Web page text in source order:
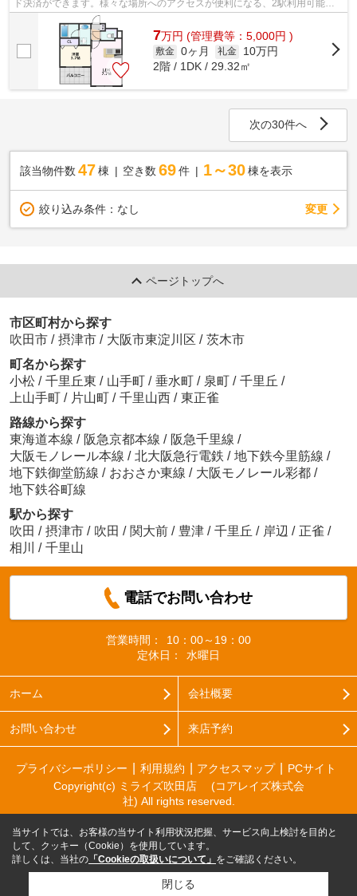
ド決済ができます。様々な場所へのアクセスが便利になる、2駅利用可能な
マンションです。ゴミ出しを楽にするた...
7万円 (管理費等：5,000円 )
敷金 0ヶ月 礼金
10万円
2階 / 1DK / 29.32㎡
次の30件へ
該当物件数 47棟 空き数 69 件 1～30 棟を表示
絞り込み条件： なし 変更
ページトップへ
市区町村から探す
吹田市 / 摂津市 / 大阪市東淀川区 / 茨木市
町名から探す
小松 / 千里丘東 / 山手町 / 垂水町 / 泉町 / 千里丘 /
上山手町 / 片山町 / 千里山西 / 東正雀
路線から探す
東海道本線 / 阪急京都本線 / 阪急千里線 /
大阪モノレール本線 / 北大阪急行電鉄 / 地下鉄今里筋線 /
地下鉄御堂筋線 / おおさか東線 / 大阪モノレール彩都 /
地下鉄谷町線
駅から探す
吹田 / 摂津市 / 吹田 / 関大前 / 豊津 / 千里丘 / 岸辺 / 正雀 /
相川
/ 千里山
電話でお問い合わせ
営業時間：
10：00～19：00
定休日：
水曜日
ホーム 会社概要
お問い合わせ 来店予約
プライバシーポリシー 利用規約 アクセスマップ
PCサイト
Copyright(c) ミライズ吹田店 (コアレイズ株式会
社) All rights reserved.
当サイトでは、お客様の当サイト利用状況把握、サービス向上検討を目的と
して、クッキー（Cookie）を使用しています。
詳しくは、当社の 「Cookieの取扱いについて」 をご確認ください。
閉じる